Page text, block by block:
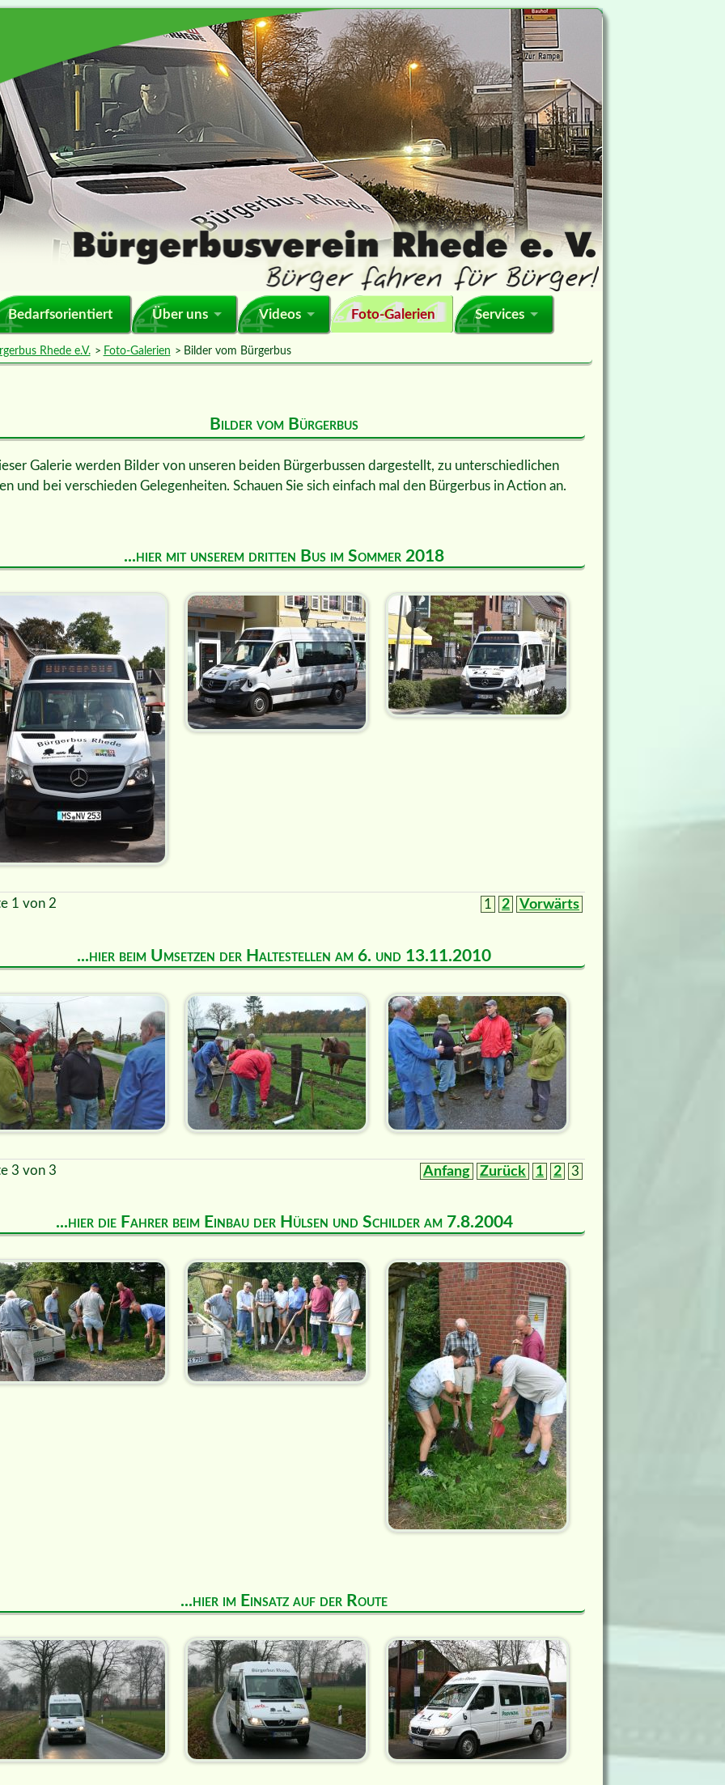
Bedarfsorientiert Über uns Videos Foto-Galerien Services
Rhede e.V. Foto-Galerien Bilder vom Bürgerbus
Bilder vom Bürgerbus
Galerie werden Bilder von unseren beiden Bürgerbussen dargestellt, zu unterschiedlichen
und bei verschieden Gelegenheiten. Schauen Sie sich einfach mal den Bürgerbus in Action an.
...hier mit unserem dritten Bus im Sommer 2018
1 von 2 1 2 Vorwärts
...hier beim Umsetzen der Haltestellen am 6. und 13.11.2010
3 von 3 Anfang Zurück 1 2 3
...hier die Fahrer beim Einbau der Hülsen und Schilder am 7.8.2004
...hier im Einsatz auf der Route